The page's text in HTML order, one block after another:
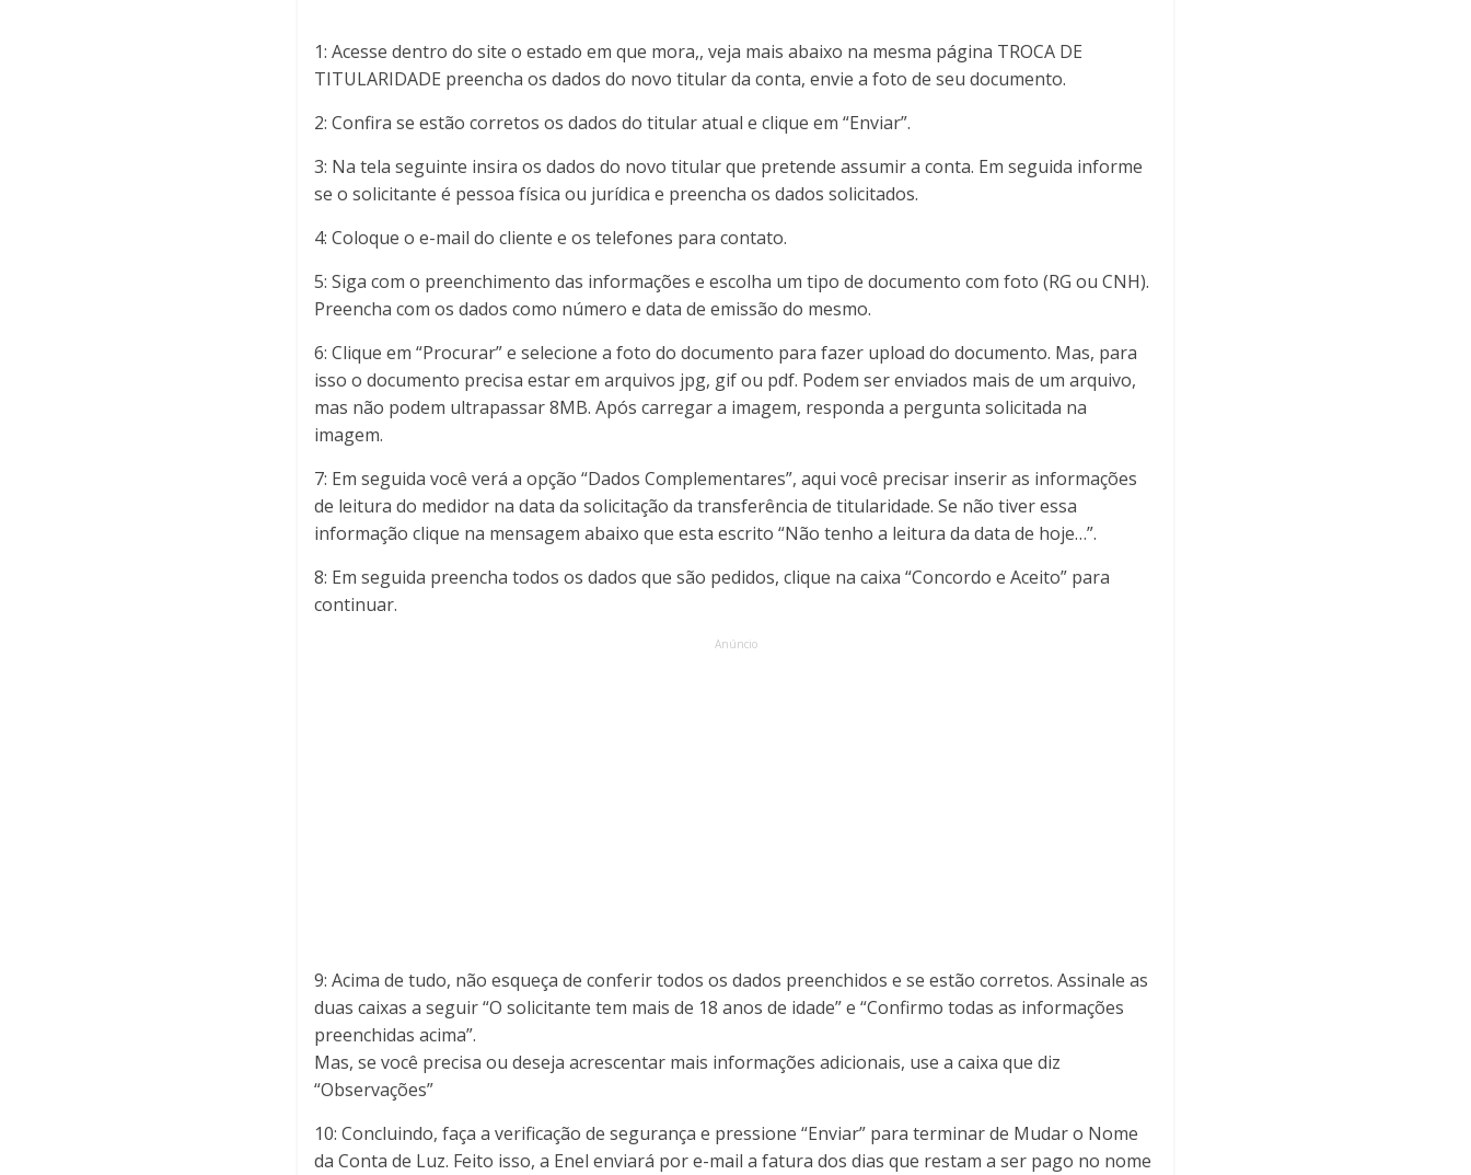
1: Acesse dentro do site o estado em que mora,, veja mais abaixo na mesma página TROCA DE
TITULARIDADE preencha os dados do novo titular da conta, envie a foto de seu documento.
2: Confira se estão corretos os dados do titular atual e clique em “Enviar”.
3: Na tela seguinte insira os dados do novo titular que pretende assumir a conta. Em seguida informe
se o solicitante é pessoa física ou jurídica e preencha os dados solicitados.
4: Coloque o e-mail do cliente e os telefones para contato.
5: Siga com o preenchimento das informações e escolha um tipo de documento com foto (RG ou CNH).
Preencha com os dados como número e data de emissão do mesmo.
6: Clique em “Procurar” e selecione a foto do documento para fazer upload do documento. Mas, para
isso o documento precisa estar em arquivos jpg, gif ou pdf. Podem ser enviados mais de um arquivo,
mas não podem ultrapassar 8MB. Após carregar a imagem, responda a pergunta solicitada na
imagem.
7: Em seguida você verá a opção “Dados Complementares”, aqui você precisar inserir as informações
de leitura do medidor na data da solicitação da transferência de titularidade. Se não tiver essa
informação clique na mensagem abaixo que esta escrito “Não tenho a leitura da data de hoje…”.
8: Em seguida preencha todos os dados que são pedidos, clique na caixa “Concordo e Aceito” para
continuar.
Anúncio
9: Acima de tudo, não esqueça de conferir todos os dados preenchidos e se estão corretos. Assinale as
duas caixas a seguir “O solicitante tem mais de 18 anos de idade” e “Confirmo todas as informações
preenchidas acima”.
Mas, se você precisa ou deseja acrescentar mais informações adicionais, use a caixa que diz
“Observações”
10: Concluindo, faça a verificação de segurança e pressione “Enviar” para terminar de Mudar o Nome
da Conta de Luz. Feito isso, a Enel enviará por e-mail a fatura dos dias que restam a ser pago no nome